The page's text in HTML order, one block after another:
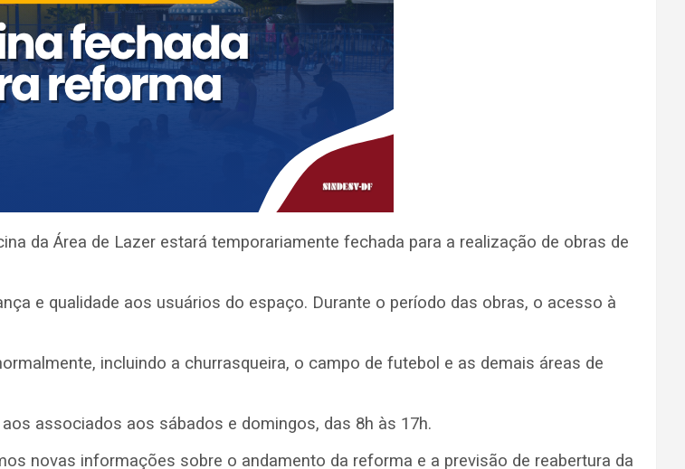
da Área de Lazer estará temporariamente fechada para a realização de obras de
e qualidade aos usuários do espaço. Durante o período das obras, o acesso à
incluindo a churrasqueira, o campo de futebol e as demais áreas de
associados aos sábados e domingos, das 8h às 17h.
novas informações sobre o andamento da reforma e a previsão de reabertura da